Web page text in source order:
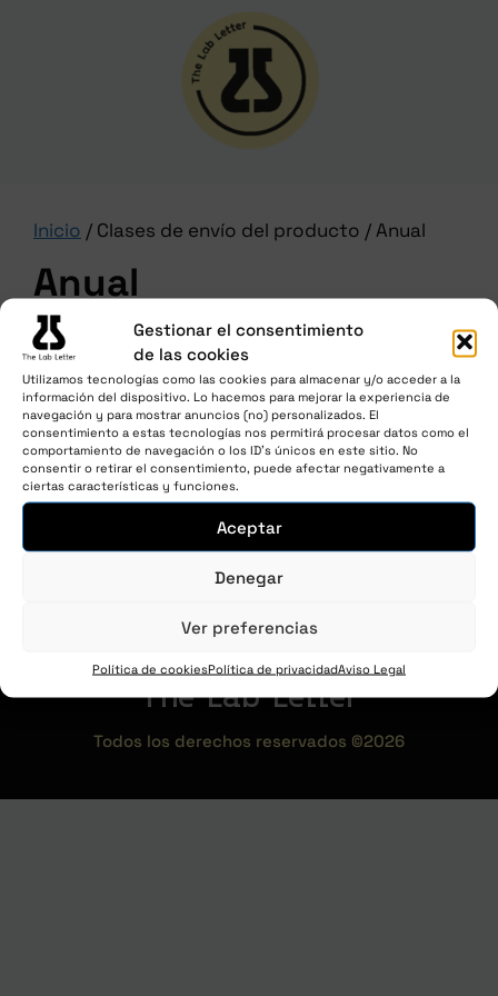
Gestionar el consentimiento
de las cookies
Utilizamos tecnologías como las cookies para almacenar y/o acceder a la
información del dispositivo. Lo hacemos para mejorar la experiencia de
navegación y para mostrar anuncios (no) personalizados. El
consentimiento a estas tecnologías nos permitirá procesar datos como el
comportamiento de navegación o los ID's únicos en este sitio. No
consentir o retirar el consentimiento, puede afectar negativamente a
ciertas características y funciones.
Aceptar
Denegar
Ver preferencias
Política de cookiesPolítica de privacidadAviso Legal
Inicio / Clases de envío del producto / Anual
Anual
Para las suscripciones anuales
No se han encontrado productos
que coincidan con tu selección.
The Lab Letter
Todos los derechos reservados ©2026